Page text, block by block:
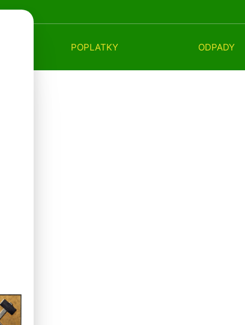
POPLATKY ODPADY